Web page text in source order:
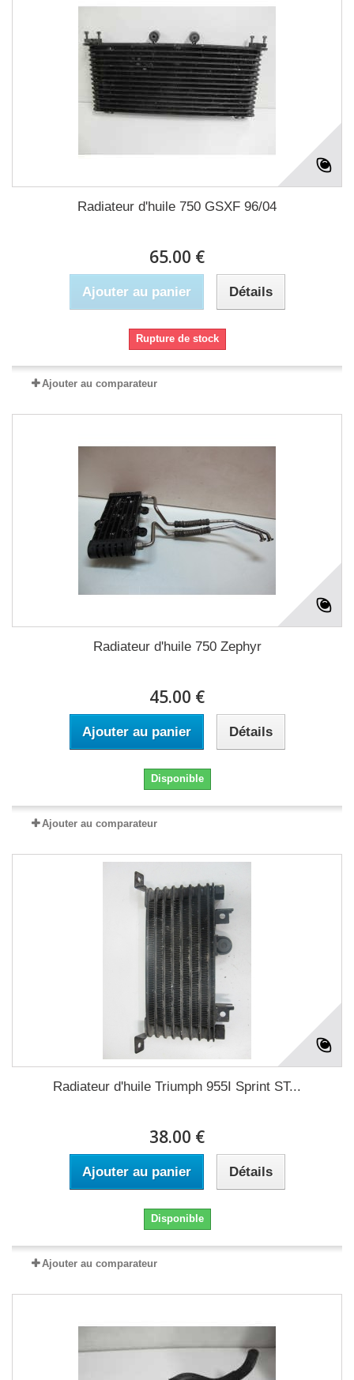
Radiateur d'huile 750 GSXF 96/04
65.00 €
Ajouter au panier Détails
Rupture de stock
Ajouter au comparateur
Radiateur d'huile 750 Zephyr
45.00 €
Ajouter au panier Détails
Disponible
Ajouter au comparateur
Radiateur d'huile Triumph 955I Sprint ST...
38.00 €
Ajouter au panier Détails
Disponible
Ajouter au comparateur